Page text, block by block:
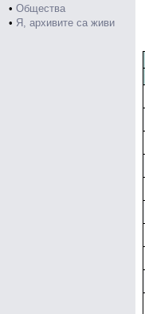
• Общества
• Я, архивите са живи